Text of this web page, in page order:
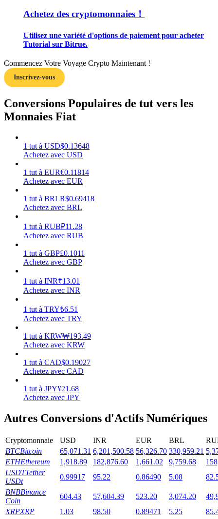
Stratégies de trading
Gagner
Cochon de puissance
Gagnez quotidiennement des récompenses compétitives
Des rendements élevés et un accès instantané
Launchpool
Achetez des cryptomonnaies！
Utilisez une variété d'options de paiement pour acheter
Tutorial sur Bitrue.
Commencez Votre Voyage Crypto Maintenant !
Inscrivez-vous
Conversions Populaires de tut vers les
Monnaies Fiat
1 tut à USD$0.13648
Achetez avec USD
1 tut à EUR€0.11814
Achetez avec EUR
1 tut à BRLR$0.69418
Achetez avec BRL
1 tut à RUB₽11.28
Achetez avec RUB
1 tut à GBP£0.1011
Achetez avec GBP
1 tut à INR₹13.01
Achetez avec INR
1 tut à TRY₺6.51
Achetez avec TRY
1 tut à KRW₩193.49
Achetez avec KRW
1 tut à CAD$0.19027
Achetez avec CAD
1 tut à JPY¥21.68
Achetez avec JPY
Autres Conversions d'Actifs Numériques
Cryptomonnaie USD INR EUR BRL
BTCBitcoin 65,071.31 6,201,500.58 56,326.70 330,959.21
ETHEthereum 1,918.89 182,876.60 1,661.02 9,759.68
USDTTether
USDt
0.99917 95.22 0.86490 5.08
BNBBinance
Coin
604.43 57,604.39 523.20 3,074.20
XRPXRP 1.03 98.50 0.89471 5.25